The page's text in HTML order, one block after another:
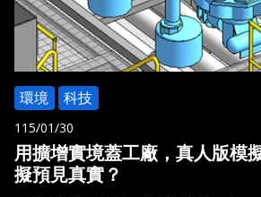
環境 科技
115/01/30
用擴增實境蓋工廠，真人版模
擬預見真實？